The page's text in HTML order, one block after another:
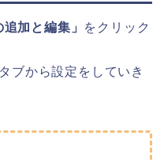
加と編集」 をクリック
タブから設定をしていき